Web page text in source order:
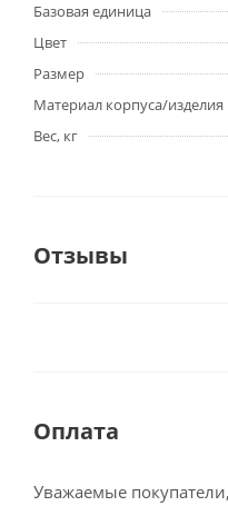
Базовая единица
Цвет
Размер
Материал корпуса/изделия
Вес, кг
Отзывы
Оплата
Уважаемые